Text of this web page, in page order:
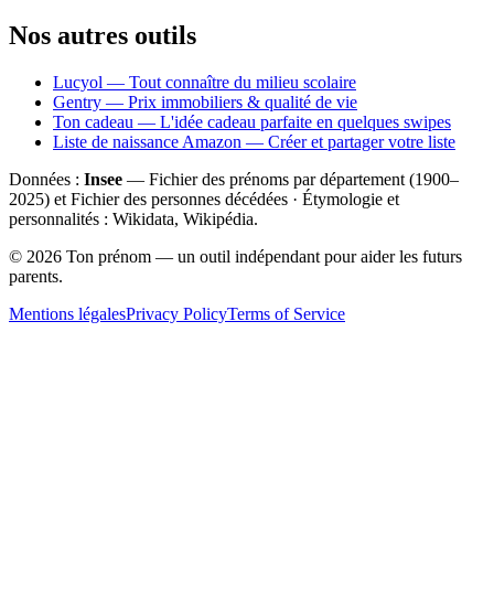
Nos autres outils
Lucyol — Tout connaître du milieu scolaire
Gentry — Prix immobiliers & qualité de vie
Ton cadeau — L'idée cadeau parfaite en quelques swipes
Liste de naissance Amazon — Créer et partager votre liste
Données : Insee — Fichier des prénoms par département (1900–
2025) et Fichier des personnes décédées · Étymologie et
personnalités : Wikidata, Wikipédia.
© 2026 Ton prénom — un outil indépendant pour aider les futurs
parents.
Mentions légalesPrivacy PolicyTerms of Service